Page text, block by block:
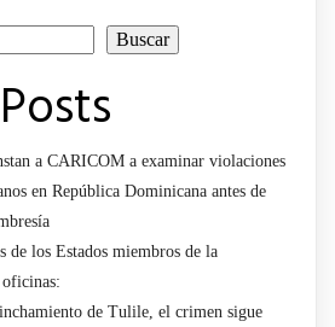
Buscar
a CARICOM a examinar violaciones
en República Dominicana antes de
de los Estados miembros de la
de Tulile, el crimen sigue